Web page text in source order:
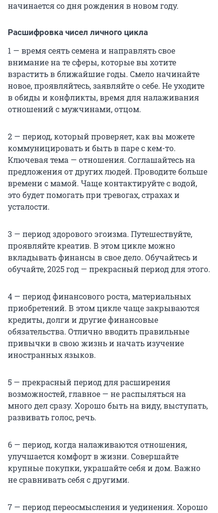
начинается со дня рождения в новом году.
Расшифровка чисел личного цикла
1 — время сеять семена и направлять свое
внимание на те сферы, которые вы хотите
взрастить в ближайшие годы. Смело начинайте
новое, проявляйтесь, заявляйте о себе. Не уходите
в обиды и конфликты, время для налаживания
отношений с мужчинами, отцом.
2 — период, который проверяет, как вы можете
коммуницировать и быть в паре с кем-то.
Ключевая тема — отношения. Соглашайтесь на
предложения от других людей. Проводите больше
времени с мамой. Чаще контактируйте с водой,
это будет помогать при тревогах, страхах и
усталости.
3 — период здорового эгоизма. Путешествуйте,
проявляйте креатив. В этом цикле можно
вкладывать финансы в свое дело. Обучайтесь и
обучайте, 2025 год — прекрасный период для этого.
4 — период финансового роста, материальных
приобретений. В этом цикле чаще закрываются
кредиты, долги и другие финансовые
обязательства. Отлично вводить правильные
привычки в свою жизнь и начать изучение
иностранных языков.
5 — прекрасный период для расширения
возможностей, главное — не распыляться на
много дел сразу. Хорошо быть на виду, выступать,
развивать голос, речь.
6 — период, когда налаживаются отношения,
улучшается комфорт в жизни. Совершайте
крупные покупки, украшайте себя и дом. Важно
не сравнивать себя с другими.
7 — период переосмысления и уединения. Хорошо